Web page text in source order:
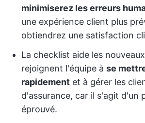
minimiserez les erreurs
une expérience client plus
obtiendrez une satisfaction
La checklist aide les
rejoignent l'équipe à se
rapidement et à gérer les
d'assurance, car il s'agit d'un
éprouvé.